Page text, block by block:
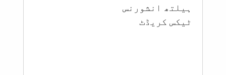
‏ہیلتھ انشورنس
ٹیکس کریڈٹ